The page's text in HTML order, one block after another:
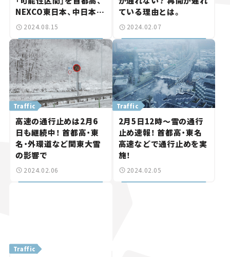
NEXCO東日本、中日本が
発表。
2024.08.15
ている理由とは。
2024.02.07
Traffic
高速の通行止めは2月6
日も継続中！ 首都高・東
名・外環道など関東大雪
の影響で
2024.02.06
Traffic
2月5日12時～雪の通行
止め速報！ 首都高・東名
高速などで通行止めを実
施！
2024.02.05
Traffic